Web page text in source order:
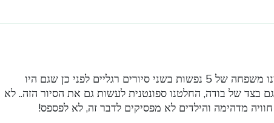
חוויה לא רגילה, בהחלט מהנה!!! היינו משפחה של 5 נפשות בשני סיורים רגליים לפני כן שגם היו
בצד של בודה, החלטנו ספונטנית לעשות גם את הסיור הזה.. לא
מדהימה והילדים לא מפסיקים לדבר זה, לא לפספס!